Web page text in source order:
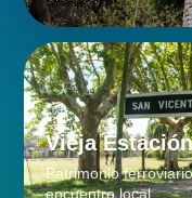
Vieja
Patrimonio
encuentro local.